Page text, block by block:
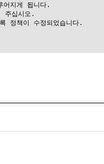
어지게 됩니다.
주십시오.
정책이 수정되었습니다.